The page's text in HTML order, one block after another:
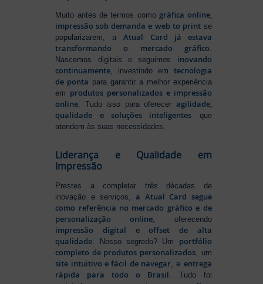
Muito antes de termos como gráfica online,
impressão sob demanda e web to printse
popularizarem, aAtual Card já estava
transformando o mercado gráfico.
Nascemos digitais e seguimos inovando
continuamente, investindo em tecnologia
de ponta para garantir a melhor experiência
em produtos personalizados e impressão
online. Tudo isso para oferecer agilidade,
qualidade e soluções inteligentes que
atendem às suas necessidades.
Liderança e Qualidade em
Impressão
Prestes a completar três décadas de
inovação e serviços,a Atual Card segue
como referência no mercado gráfico e de
personalização online, oferecendo
impressão digital e offset de alta
qualidade . Nosso segredo? Um portfólio
completo de produtos personalizados , um
site intuitivo e fácil de navegar , e entrega
rápida para todo o Brasil . Tudo foi